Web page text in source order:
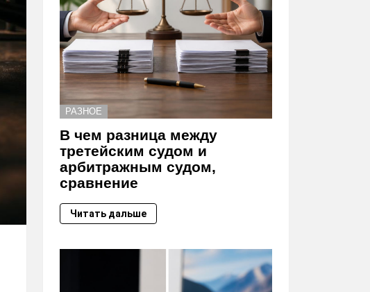
РАЗНОЕ
В чем разница между
третейским судом и
арбитражным судом,
сравнение
Читать дальше